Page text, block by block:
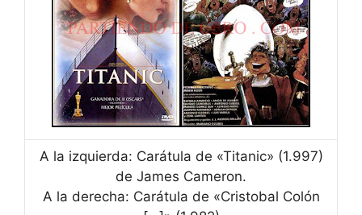
A la izquierda: Carátula de «Titanic» (1.997)
de James Cameron.
A la derecha: Carátula de «Cristobal Colón